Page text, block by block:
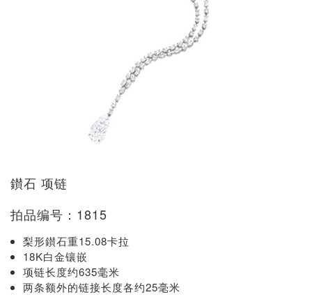
鑚石 项链
拍品编号：1815
梨形鑚石重15.08卡拉
18K白金镶嵌
项链长度约635毫米
两条额外的链接长度各约25毫米